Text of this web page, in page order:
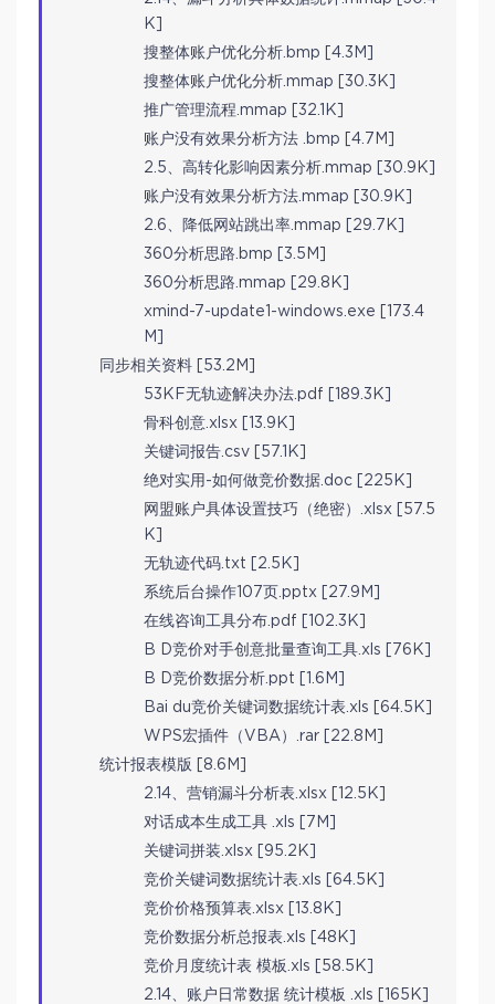
K]
搜整体账户优化分析.bmp [4.3M]
搜整体账户优化分析.mmap [30.3K]
推广管理流程.mmap [32.1K]
账户没有效果分析方法 .bmp [4.7M]
2.5、高转化影响因素分析.mmap [30.9K]
账户没有效果分析方法.mmap [30.9K]
2.6、降低网站跳出率.mmap [29.7K]
360分析思路.bmp [3.5M]
360分析思路.mmap [29.8K]
xmind-7-update1-windows.exe [173.4
M]
同步相关资料 [53.2M]
53KF无轨迹解决办法.pdf [189.3K]
骨科创意.xlsx [13.9K]
关键词报告.csv [57.1K]
绝对实用-如何做竞价数据.doc [225K]
网盟账户具体设置技巧（绝密）.xlsx [57.5
K]
无轨迹代码.txt [2.5K]
系统后台操作107页.pptx [27.9M]
在线咨询工具分布.pdf [102.3K]
B D竞价对手创意批量查询工具.xls [76K]
B D竞价数据分析.ppt [1.6M]
Bai du竞价关键词数据统计表.xls [64.5K]
WPS宏插件（VBA）.rar [22.8M]
统计报表模版 [8.6M]
2.14、营销漏斗分析表.xlsx [12.5K]
对话成本生成工具 .xls [7M]
关键词拼装.xlsx [95.2K]
竞价关键词数据统计表.xls [64.5K]
竞价价格预算表.xlsx [13.8K]
竞价数据分析总报表.xls [48K]
竞价月度统计表 模板.xls [58.5K]
2.14、账户日常数据 统计模板 .xls [165K]